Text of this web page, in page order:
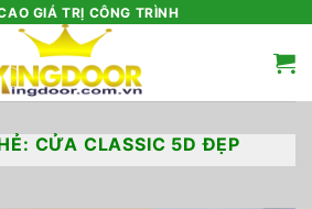
GIÁ TRỊ CÔNG TRÌNH
CỬA CLASSIC 5D ĐẸP